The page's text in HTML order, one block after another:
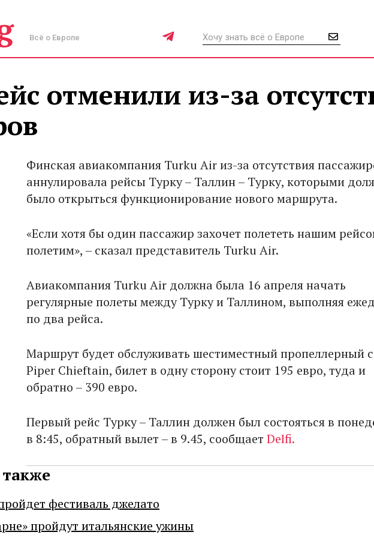
Всё о Европе
отменили из-за
Финская авиакомпания Turku Air из-за отсутствия
аннулировала рейсы Турку – Таллин – Турку, которыми
было открыться функционирование нового маршрута.
«Если хотя бы один пассажир захочет полететь нашим
полетим», – сказал представитель Turku Air.
Авиакомпания Turku Air должна была 16 апреля начать
регулярные полеты между Турку и Таллином, выполняя
по два рейса.
Маршрут будет обслуживать шестиместный пропеллерный
Piper Chieftain, билет в одну сторону стоит 195 евро, туда и
обратно – 390 евро.
Первый рейс Турку – Таллин должен был состояться в
в 8:45, обратный вылет – в 9.45, сообщает Delfi.
фестиваль джелато
пройдут итальянские ужины